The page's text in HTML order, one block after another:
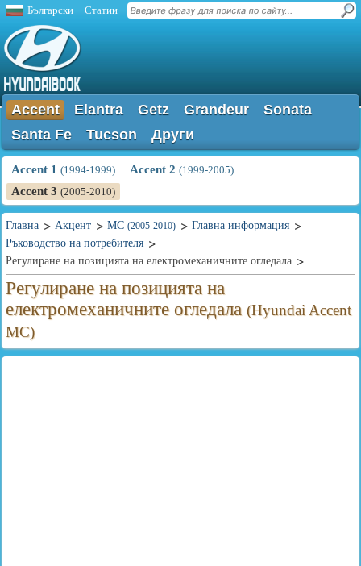
Български Статии
Accent Elantra Getz Grandeur
Sonata
Santa Fe
Tucson Други
Accent 1 (1994-1999) Accent 2 (1999-2005)
Accent 3 (2005-2010)
Главна Акцент MC (2005-2010)
Главна информация
Ръководство на потребителя
Регулиране на позицията на електромеханичните огледала
Регулиране на позицията на
електромеханичните огледала (Hyundai Accent
MC)